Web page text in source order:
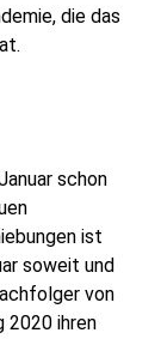
die das
schon
ist
soweit und
von
2020 ihren